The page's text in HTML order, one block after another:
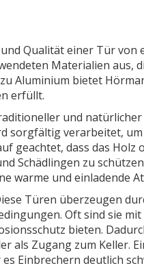
Qualität einer Tür von
Materialien aus,
Aluminium bietet
erfüllt.
und natürlicher
sorgfältig verarbeitet,
geachtet, dass das Holz
Schädlingen zu
warme und einladende
Türen überzeugen
Oft sind sie mit
bieten.
als Zugang zum Keller.
Einbrechern deutlich